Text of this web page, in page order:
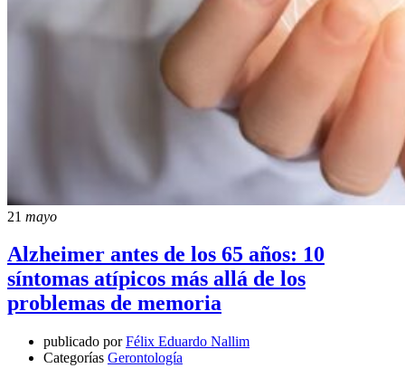
21 mayo
Alzheimer antes de los 65 años: 10
síntomas atípicos más allá de los
problemas de memoria
publicado por Félix Eduardo Nallim
Categorías Gerontología